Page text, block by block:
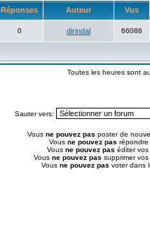
Réponses Auteur Vus
0 dirindal 66086
Toutes les heures sont
Sauter vers:
Vous ne pouvez pas poster de
Vous ne pouvez pas
Vous ne pouvez pas éditer
Vous ne pouvez pas supprimer
Vous ne pouvez pas voter dans